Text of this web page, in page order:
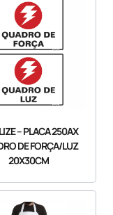
– PLACA 250AX
DE FORÇA/LUZ
20X30CM